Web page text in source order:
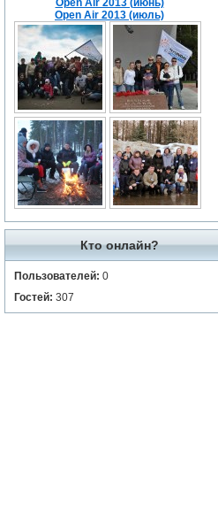
Open Air 2013 (июнь)
Open Air 2013 (июль)
Кто онлайн?
Пользователей: 0
Гостей: 307